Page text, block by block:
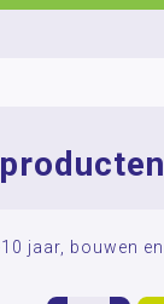
jaar, bouwen en